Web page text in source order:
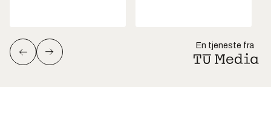
En tjeneste fra